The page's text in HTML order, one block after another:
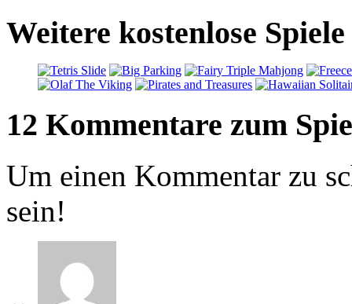
Weitere kostenlose
12 Kommentare zum
Um einen Kommentar zu
sein!